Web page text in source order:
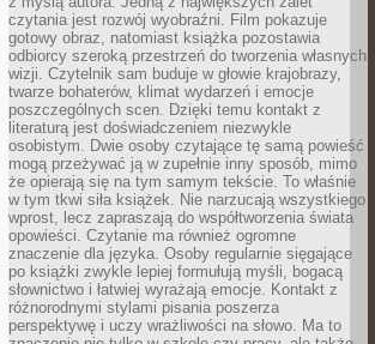
czytania jest rozwój wyobraźni. Film pokazuje
gotowy obraz, natomiast książka pozostawia
odbiorcy szeroką przestrzeń do tworzenia własnych
wizji. Czytelnik sam buduje w głowie krajobrazy,
twarze bohaterów, klimat wydarzeń i emocje
poszczególnych scen. Dzięki temu kontakt z
literaturą jest doświadczeniem niezwykle
osobistym. Dwie osoby czytające tę samą powieść
mogą przeżywać ją w zupełnie inny sposób, mimo
że opierają się na tym samym tekście. To właśnie
w tym tkwi siła książek. Nie narzucają wszystkiego
wprost, lecz zapraszają do współtworzenia świata
opowieści. Czytanie ma również ogromne
znaczenie dla języka. Osoby regularnie sięgające
po książki zwykle lepiej formułują myśli, bogacą
słownictwo i łatwiej wyrażają emocje. Kontakt z
różnorodnymi stylami pisania poszerza
perspektywę i uczy wrażliwości na słowo. Ma to